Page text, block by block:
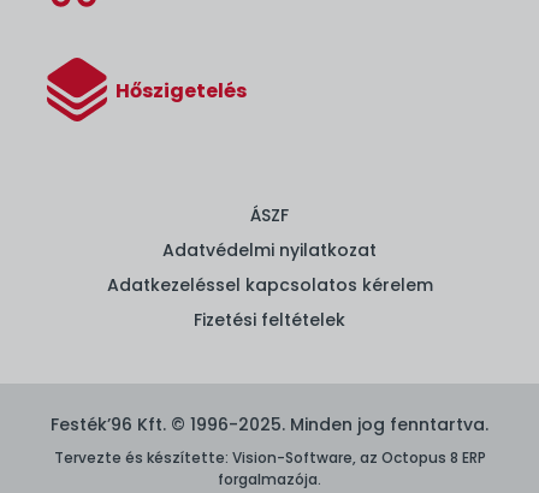
Hőszigetelés
ÁSZF
Adatvédelmi nyilatkozat
Adatkezeléssel kapcsolatos kérelem
Fizetési feltételek
Festék’96 Kft. © 1996-2025. Minden jog fenntartva.
Tervezte és készítette: Vision-Software, az Octopus 8 ERP
forgalmazója.